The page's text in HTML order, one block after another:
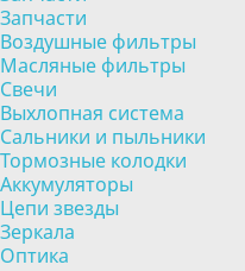
Запчасти
Воздушные фильтры
Масляные фильтры
Свечи
Выхлопная система
Сальники и пыльники
Тормозные колодки
Аккумуляторы
Цепи звезды
Зеркала
Оптика